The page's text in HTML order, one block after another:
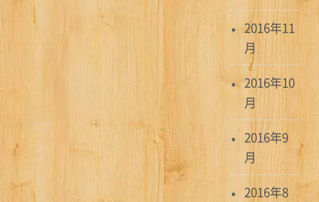
2016年11
月
2016年10
月
2016年9
月
2016年8